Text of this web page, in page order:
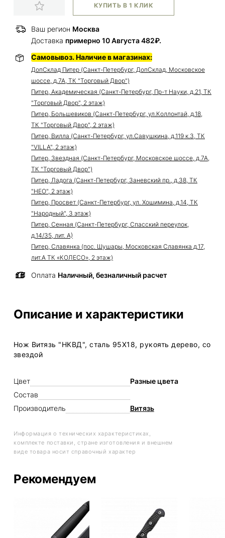
КУПИТЬ В 1 КЛИК
Ваш регион Москва
Доставка примерно 10 Августа 482₽.
Самовывоз. Наличие в магазинах:
ДопСклад Питер (Санкт-Петербург, ДопСклад, Московское
шоссе, д.7А, ТК "Торговый Двор")
Питер, Академическая (Санкт-Петербург, Пр-т Науки, д.21, ТК
"Торговый Двор", 2 этаж)
Питер, Большевиков (Санкт-Петербург, ул.Коллонтай, д.18,
ТК "Торговый Двор", 2 этаж)
Питер, Вилла (Санкт-Петербург, ул.Савушкина, д.119 к.3, ТК
"VILLA", 2 этаж)
Питер, Звездная (Санкт-Петербург, Московское шоссе, д.7А,
ТК "Торговый Двор")
Питер, Ладога (Санкт-Петербург, Заневский пр., д.38, ТК
"НЕО", 2 этаж)
Питер, Просвет (Санкт-Петербург, ул. Хошимина, д.14, ТК
"Народный", 3 этаж)
Питер, Сенная (Санкт-Петербург, Спасский переулок,
д.14/35, лит. А)
Питер, Славянка (пос. Шушары, Московская Славянка д.17,
лит.А ТК «КОЛЕСО», 2 этаж)
Оплата Наличный, безналичный расчет
Описание и характеристики
Нож Витязь "НКВД", сталь 95Х18, рукоять дерево, со
звездой
Цвет
Разные цвета
Состав
Производитель
Витязь
Информация о технических характеристиках,
комплекте поставки, стране изготовления и внешнем
виде товара носит справочный характер
Рекомендуем